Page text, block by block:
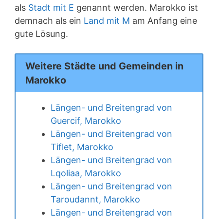
als Stadt mit E genannt werden. Marokko ist
demnach als ein Land mit M am Anfang eine
gute Lösung.
Weitere Städte und Gemeinden in
Marokko
Längen- und Breitengrad von
Guercif, Marokko
Längen- und Breitengrad von
Tiflet, Marokko
Längen- und Breitengrad von
Lqoliaa, Marokko
Längen- und Breitengrad von
Taroudannt, Marokko
Längen- und Breitengrad von